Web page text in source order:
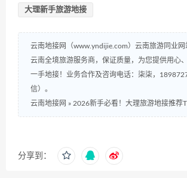
大理新手旅游地接
云南地接网（www.yndijie.com）云南旅游同业网
云南全境旅游服务商，保证质量，为您提供用心
一手地接！业务合作及咨询电话：柒柒，
信）。
云南地接网 » 2026新手必看！大理旅游地接推荐
分享到：